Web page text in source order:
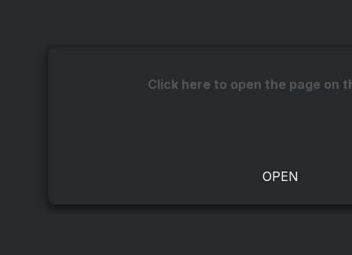
Click here to open the page on